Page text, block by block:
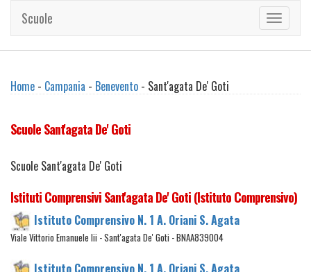
Toggle
Scuole
Home - Campania - Benevento - Sant'agata De' Goti
Scuole Sant'agata De' Goti
Scuole Sant'agata De' Goti
Istituti Comprensivi Sant'agata De' Goti (Istituto Comprensivo)
Istituto Comprensivo N. 1 A. Oriani S. Agata
Viale Vittorio Emanuele Iii - Sant'agata De' Goti - BNAA839004
Istituto Comprensivo N. 1 A. Oriani S. Agata